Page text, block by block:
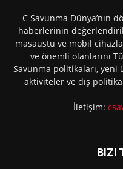
C Savunma Dünya’nın
haberlerinin
masaüstü ve mobil
ve önemli olanlarını
Savunma politikaları,
aktiviteler ve dış politika
İletişim:
BIZI